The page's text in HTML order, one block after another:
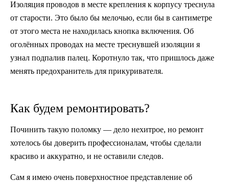
Изоляция проводов в месте крепления к корпусу треснула
от старости. Это было бы мелочью, если бы в сантиметре
от этого места не находилась кнопка включения. Об
оголённых проводах на месте треснувшей изоляции я
узнал подпалив палец. Коротнуло так, что пришлось даже
менять предохранитель для прикуривателя.
Как будем ремонтировать?
Починить такую поломку — дело нехитрое, но ремонт
хотелось бы доверить профессионалам, чтобы сделали
красиво и аккуратно, и не оставили следов.
Сам я имею очень поверхностное представление об